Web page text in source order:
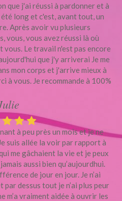
que j'ai réussi à pardonner et à
été long et c'est, avant tout, un
Après avoir vu plusieurs
vous, vous avez réussi là où
Le travail n'est pas encore
que j'y arriverai Je me
mon corps et j'arrive mieux à
à vous. Je recommande à 100%
à peu près un mois et je ne
suis allée la voir par rapport à
me gâchaient la vie et je peux
aussi bien qu’aujourdhui.
de jour en jour. Je n’ai
par dessus tout je n’ai plus peur
m’a vraiment aidée à ouvrir les